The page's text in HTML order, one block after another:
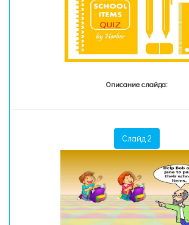
Описание слайда:
Слайд 2